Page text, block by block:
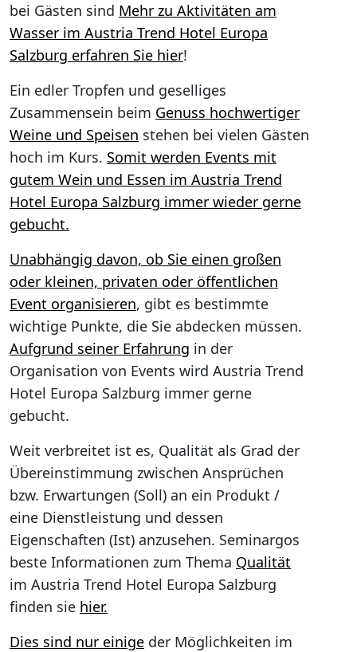
bei Gästen sind Mehr zu Aktivitäten am
Wasser im Austria Trend Hotel Europa
Salzburg erfahren Sie hier!
Ein edler Tropfen und geselliges
Zusammensein beim Genuss hochwertiger
Weine und Speisen stehen bei vielen Gästen
hoch im Kurs. Somit werden Events mit
gutem Wein und Essen im Austria Trend
Hotel Europa Salzburg immer wieder gerne
gebucht.
Unabhängig davon, ob Sie einen großen
oder kleinen, privaten oder öffentlichen
Event organisieren, gibt es bestimmte
wichtige Punkte, die Sie abdecken müssen.
Aufgrund seiner Erfahrung in der
Organisation von Events wird Austria Trend
Hotel Europa Salzburg immer gerne
gebucht.
Weit verbreitet ist es, Qualität als Grad der
Übereinstimmung zwischen Ansprüchen
bzw. Erwartungen (Soll) an ein Produkt /
eine Dienstleistung und dessen
Eigenschaften (Ist) anzusehen. Seminargos
beste Informationen zum Thema Qualität
im Austria Trend Hotel Europa Salzburg
finden sie hier.
Dies sind nur einige der Möglichkeiten im